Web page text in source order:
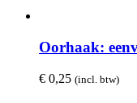
Oorhaak:
€ 0,25 (incl. btw)